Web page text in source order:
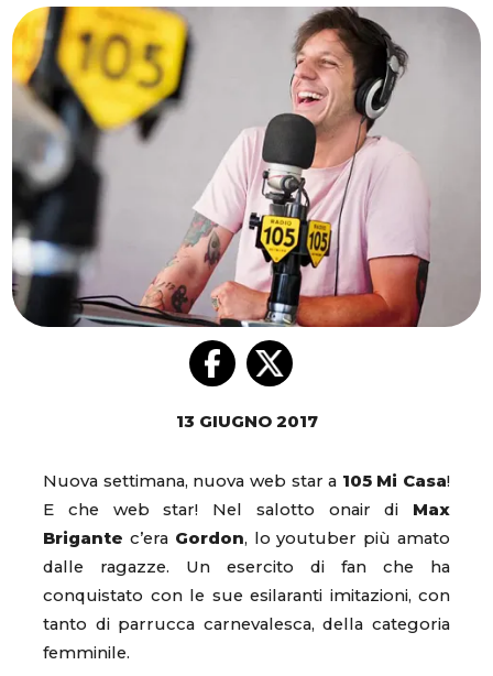
13 GIUGNO 2017
Nuova settimana, nuova web star a 105 Mi Casa!
E che web star! Nel salotto onair di Max
Brigante c’era Gordon, lo youtuber più amato
dalle ragazze. Un esercito di fan che ha
conquistato con le sue esilaranti imitazioni, con
tanto di parrucca carnevalesca, della categoria
femminile.